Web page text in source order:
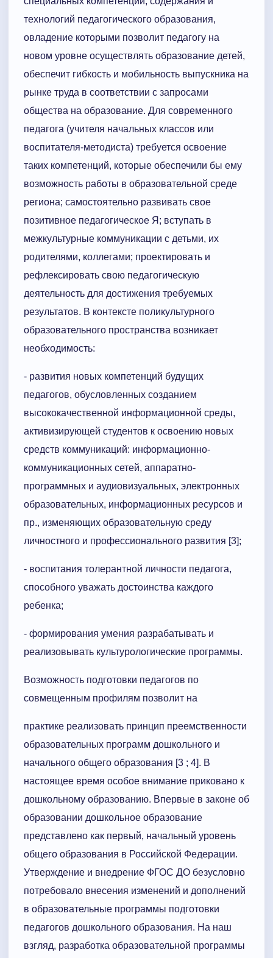
технологий педагогического образования,
овладение которыми позволит педагогу на
новом уровне осуществлять образование детей,
обеспечит гибкость и мобильность выпускника на
рынке труда в соответствии с запросами
общества на образование. Для современного
педагога (учителя начальных классов или
воспитателя-методиста) требуется освоение
таких компетенций, которые обеспечили бы ему
возможность работы в образовательной среде
региона; самостоятельно развивать свое
позитивное педагогическое Я; вступать в
межкультурные коммуникации с детьми, их
родителями, коллегами; проектировать и
рефлексировать свою педагогическую
деятельность для достижения требуемых
результатов. В контексте поликультурного
образовательного пространства возникает
необходимость:
- развития новых компетенций будущих
педагогов, обусловленных созданием
высококачественной информационной среды,
активизирующей студентов к освоению новых
средств коммуникаций: информационно-
коммуникационных сетей, аппаратно-
программных и аудиовизуальных, электронных
образовательных, информационных ресурсов и
пр., изменяющих образовательную среду
личностного и профессионального развития [3];
- воспитания толерантной личности педагога,
способного уважать достоинства каждого
ребенка;
- формирования умения разрабатывать и
реализовывать культурологические программы.
Возможность подготовки педагогов по
совмещенным профилям позволит на
практике реализовать принцип преемственности
образовательных программ дошкольного и
начального общего образования [3 ; 4]. В
настоящее время особое внимание приковано к
дошкольному образованию. Впервые в законе об
образовании дошкольное образование
представлено как первый, начальный уровень
общего образования в Российской Федерации.
Утверждение и внедрение ФГОС ДО безусловно
потребовало внесения изменений и дополнений
в образовательные программы подготовки
педагогов дошкольного образования. На наш
взгляд, разработка образовательной программы